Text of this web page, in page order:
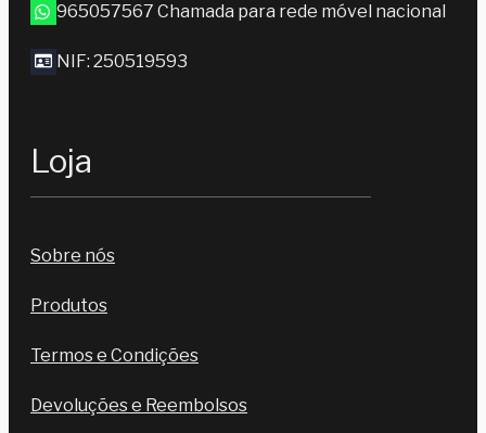
965057567 Chamada para rede móvel nacional
NIF: 250519593
Loja
Sobre nós
Produtos
Termos e Condições
Devoluções e Reembolsos